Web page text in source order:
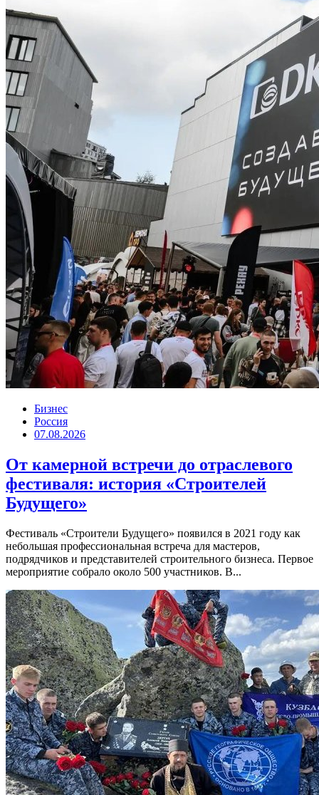
Бизнес
Россия
07.08.2026
От камерной встречи до отраслевого
фестиваля: история «Строителей
Будущего»
Фестиваль «Строители Будущего» появился в 2021 году как
небольшая профессиональная встреча для мастеров,
подрядчиков и представителей строительного бизнеса. Первое
мероприятие собрало около 500 участников. В...